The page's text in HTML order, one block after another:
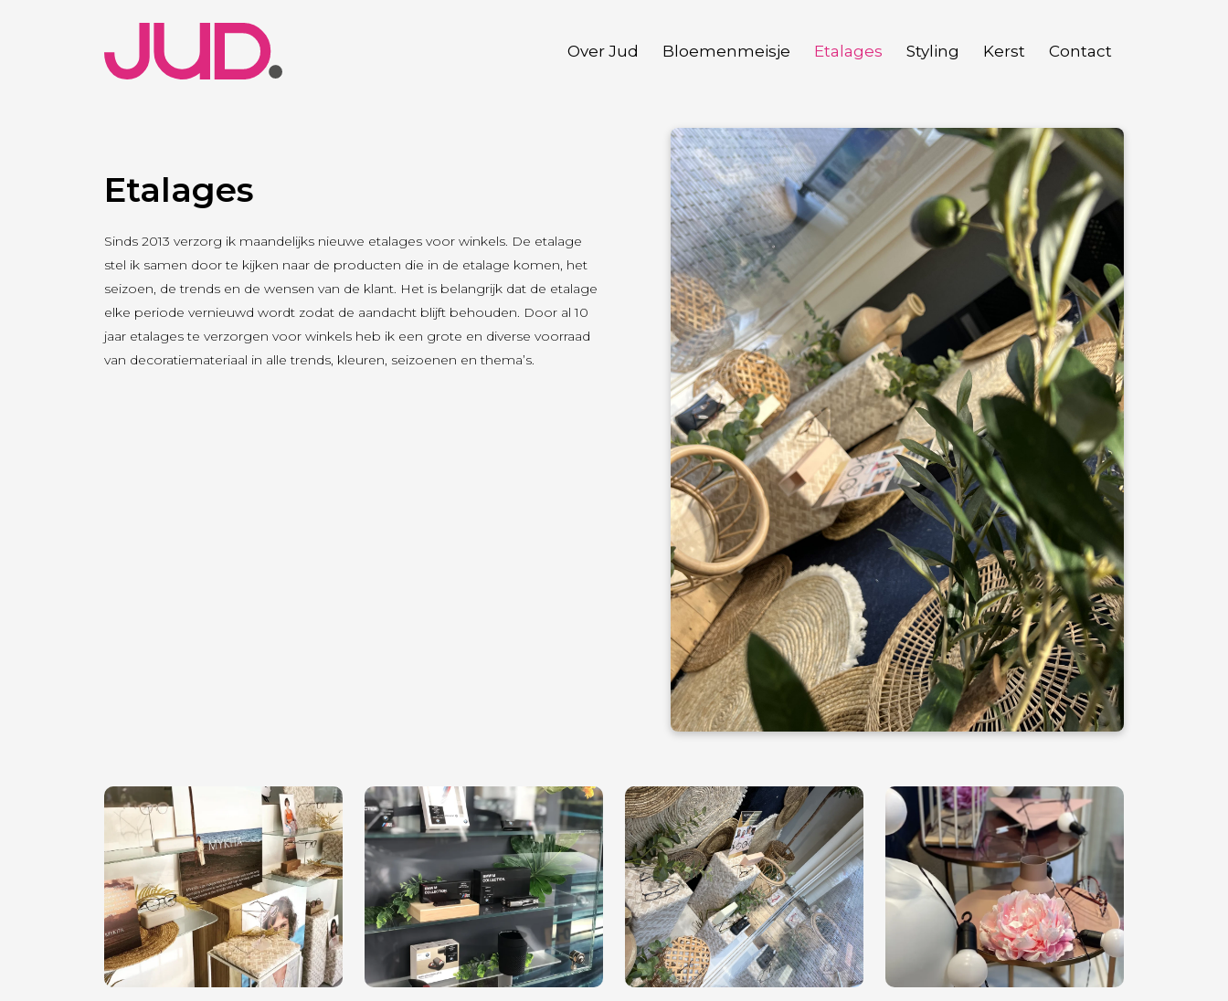
Over Jud Bloemenmeisje Etalages Styling Kerst Contact
Etalages
Sinds 2013 verzorg ik maandelijks nieuwe etalages voor winkels. De etalage
stel ik samen door te kijken naar de producten die in de etalage komen, het
seizoen, de trends en de wensen van de klant. Het is belangrijk dat de etalage
elke periode vernieuwd wordt zodat de aandacht blijft behouden. Door al 10
jaar etalages te verzorgen voor winkels heb ik een grote en diverse voorraad
van decoratiemateriaal in alle trends, kleuren, seizoenen en thema’s.